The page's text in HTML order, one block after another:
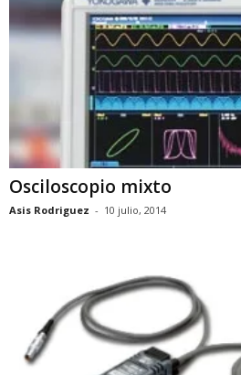
Osciloscopio mixto
Asis Rodriguez - 10 julio, 2014